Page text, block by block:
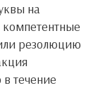
на
резолюцию
течение